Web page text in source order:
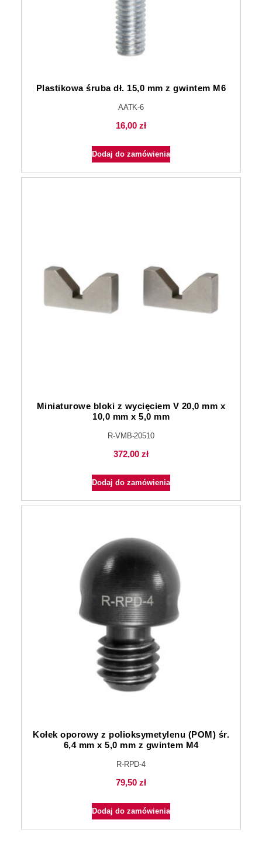
Plastikowa śruba dł. 15,0 mm z gwintem M6
AATK-6
16,00 zł
Dodaj do zamówienia
Miniaturowe bloki z wycięciem V 20,0 mm x
10,0 mm x 5,0 mm
R-VMB-20510
372,00 zł
Dodaj do zamówienia
Kołek oporowy z polioksymetylenu (POM) śr.
6,4 mm x 5,0 mm z gwintem M4
R-RPD-4
79,50 zł
Dodaj do zamówienia